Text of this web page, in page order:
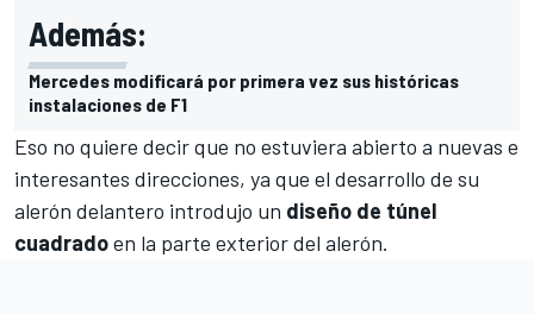
Además:
Mercedes modificará por primera vez sus históricas
instalaciones de F1
Eso no quiere decir que no estuviera abierto a nuevas e
interesantes direcciones, ya que el desarrollo de su
alerón delantero introdujo un diseño de túnel
cuadradoen la parte exterior del alerón.